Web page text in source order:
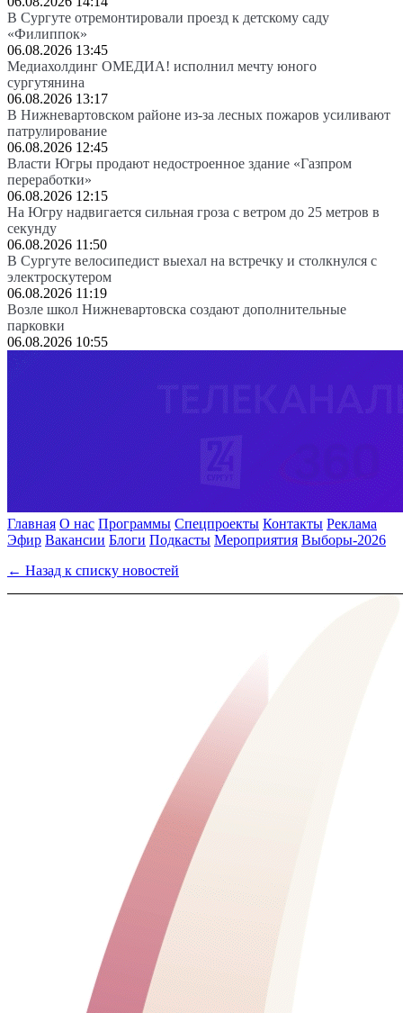
В Сургуте отремонтировали проезд к детскому саду
«Филиппок»
06.08.2026 13:45
Медиахолдинг ОМЕДИА! исполнил мечту юного
сургутянина
06.08.2026 13:17
В Нижневартовском районе из-за лесных пожаров усиливают
патрулирование
06.08.2026 12:45
Власти Югры продают недостроенное здание «Газпром
переработки»
06.08.2026 12:15
На Югру надвигается сильная гроза с ветром до 25 метров в
секунду
06.08.2026 11:50
В Сургуте велосипедист выехал на встречку и столкнулся с
электроскутером
06.08.2026 11:19
Возле школ Нижневартовска создают дополнительные
парковки
06.08.2026 10:55
Главная О нас Программы Спецпроекты Контакты Реклама
Эфир Вакансии Блоги Подкасты Мероприятия Выборы-2026
← Назад к списку новостей